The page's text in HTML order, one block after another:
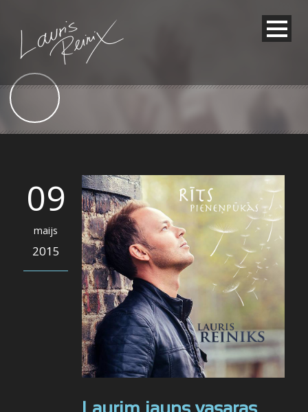
09
maijs
2015